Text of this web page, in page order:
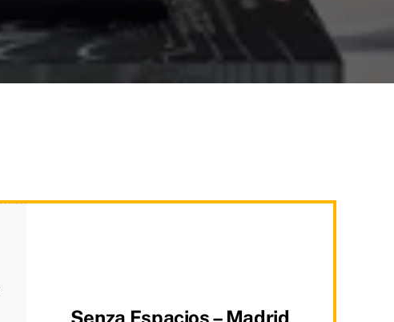
Senza Espacios – Madrid